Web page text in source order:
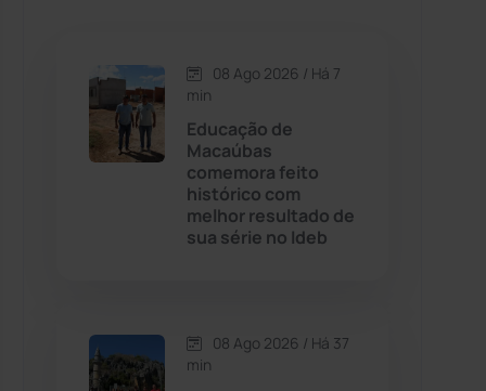
Caetité (1504)
Candiba
Cândido Sales
Caturama
08 Ago 2026 / Há 7
min
Educação de
Macaúbas
comemora feito
histórico com
melhor resultado de
sua série no Ideb
08 Ago 2026 / Há 37
min